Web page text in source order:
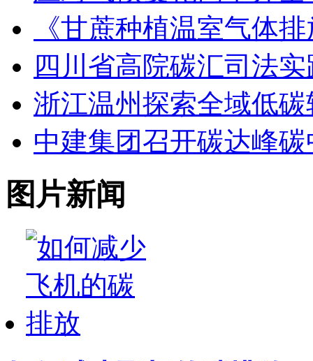
《甘蔗种植温室气体
四川省高院碳汇司法
浙江温州探索全域低
中建集团召开碳达峰
图片新闻